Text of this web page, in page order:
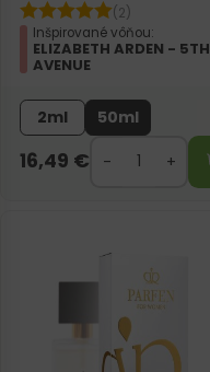
(2)
Inšpirované vôňou:
ELIZABETH ARDEN - 5TH
AVENUE
2ml 50ml
16,49 €